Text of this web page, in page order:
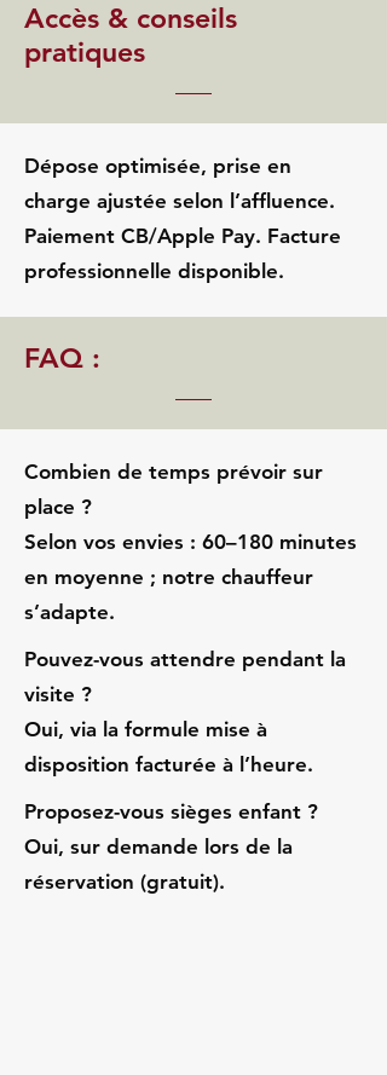
Accès & conseils
pratiques
Dépose optimisée, prise en
charge ajustée selon l’affluence.
Paiement CB/Apple Pay. Facture
professionnelle disponible.
FAQ :
Combien de temps prévoir sur
place ?
Selon vos envies : 60–180 minutes
en moyenne ; notre chauffeur
s’adapte.
Pouvez-vous attendre pendant la
visite ?
Oui, via la formule mise à
disposition facturée à l’heure.
Proposez-vous sièges enfant ?
Oui, sur demande lors de la
réservation (gratuit).